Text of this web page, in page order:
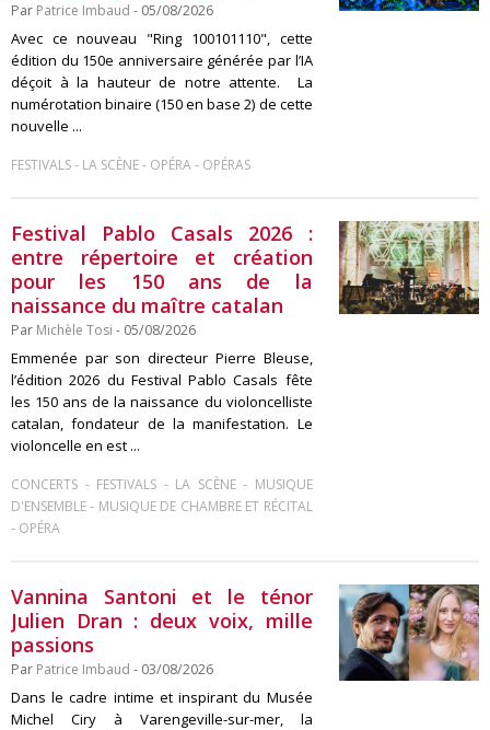
Par Patrice Imbaud - 05/08/2026
Avec ce nouveau "Ring 100101110", cette
édition du 150e anniversaire générée par l’IA
déçoit à la hauteur de notre attente. La
numérotation binaire (150 en base 2) de cette
nouvelle ...
FESTIVALS- LA SCÈNE- OPÉRA- OPÉRAS
Festival Pablo Casals 2026 :
entre répertoire et création
pour les 150 ans de la
naissance du maître catalan
Par Michèle Tosi - 05/08/2026
Emmenée par son directeur Pierre Bleuse,
l’édition 2026 du Festival Pablo Casals fête
les 150 ans de la naissance du violoncelliste
catalan, fondateur de la manifestation. Le
violoncelle en est ...
CONCERTS - FESTIVALS - LA SCÈNE- MUSIQUE
D'ENSEMBLE- MUSIQUE DE CHAMBRE ET RÉCITAL
- OPÉRA
Vannina Santoni et le ténor
Julien Dran : deux voix, mille
passions
Par Patrice Imbaud - 03/08/2026
Dans le cadre intime et inspirant du Musée
Michel Ciry à Varengeville-sur-mer, la